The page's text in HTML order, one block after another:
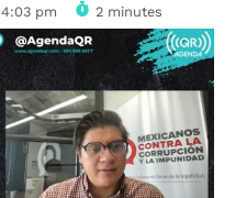
4:03 pm 2 minutes